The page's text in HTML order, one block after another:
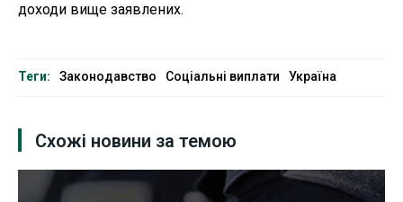
доходи вище заявлених.
Теги: Законодавство Соціальні виплати Україна
Схожі новини за темою